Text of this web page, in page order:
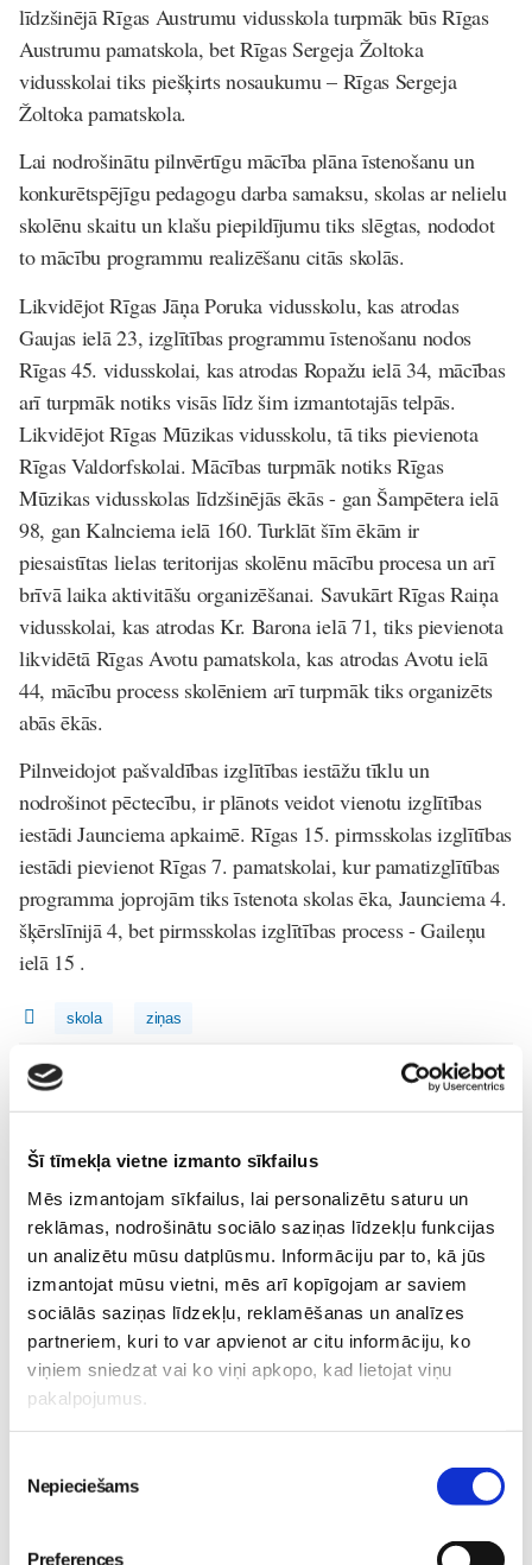
Šī tīmekļa vietne izmanto sīkfailus
Mēs izmantojam sīkfailus, lai personalizētu saturu un
reklāmas, nodrošinātu sociālo saziņas līdzekļu funkcijas
un analizētu mūsu datplūsmu. Informāciju par to, kā jūs
izmantojat mūsu vietni, mēs arī kopīgojam ar saviem
sociālās saziņas līdzekļu, reklamēšanas un analīzes
partneriem, kuri to var apvienot ar citu informāciju, ko
viņiem sniedzat vai ko viņi apkopo, kad lietojat viņu
pakalpojumus.
izvēle
Nepieciešams
Preferences
līdzšinējā Rīgas Austrumu vidusskola turpmāk būs Rīgas
Austrumu pamatskola, bet Rīgas Sergeja Žoltoka
vidusskolai tiks piešķirts nosaukumu – Rīgas Sergeja
Žoltoka pamatskola.
Lai nodrošinātu pilnvērtīgu mācība plāna īstenošanu un
konkurētspējīgu pedagogu darba samaksu, skolas ar nelielu
skolēnu skaitu un klašu piepildījumu tiks slēgtas, nododot
to mācību programmu realizēšanu citās skolās.
Likvidējot Rīgas Jāņa Poruka vidusskolu, kas atrodas
Gaujas ielā 23, izglītības programmu īstenošanu nodos
Rīgas 45. vidusskolai, kas atrodas Ropažu ielā 34, mācības
arī turpmāk notiks visās līdz šim izmantotajās telpās.
Likvidējot Rīgas Mūzikas vidusskolu, tā tiks pievienota
Rīgas Valdorfskolai. Mācības turpmāk notiks Rīgas
Mūzikas vidusskolas līdzšinējās ēkās - gan Šampētera ielā
98, gan Kalnciema ielā 160. Turklāt šīm ēkām ir
piesaistītas lielas teritorijas skolēnu mācību procesa un arī
brīvā laika aktivitāšu organizēšanai. Savukārt Rīgas Raiņa
vidusskolai, kas atrodas Kr. Barona ielā 71, tiks pievienota
likvidētā Rīgas Avotu pamatskola, kas atrodas Avotu ielā
44, mācību process skolēniem arī turpmāk tiks organizēts
abās ēkās.
Pilnveidojot pašvaldības izglītības iestāžu tīklu un
nodrošinot pēctecību, ir plānots veidot vienotu izglītības
iestādi Jaunciema apkaimē. Rīgas 15. pirmsskolas izglītības
iestādi pievienot Rīgas 7. pamatskolai, kur pamatizglītības
programma joprojām tiks īstenota skolas ēka, Jaunciema 4.
šķērslīnijā 4, bet pirmsskolas izglītības process - Gaileņu
ielā 15 .
skola ziņas
Lasi vēl
Pakrojas muiža: šeit bērni uzzina, no kurienes rodas
piens un olas
Skola
20. Jul 00:00
Izglītība ārpus ierastajiem
rāmjiem